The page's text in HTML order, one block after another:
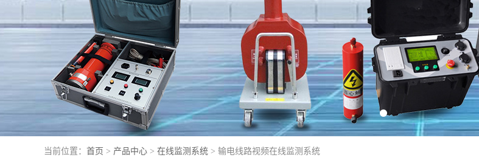
当前位置： 首页 > 产品中心 > 在线监测系统 > 输电线路视频在线监测系统